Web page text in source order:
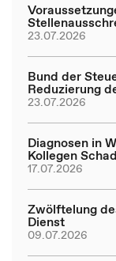
23.07.2026
Bund der
Reduzierung
23.07.2026
Diagnosen in
Kollegen
17.07.2026
Zwölftelung
Dienst
09.07.2026